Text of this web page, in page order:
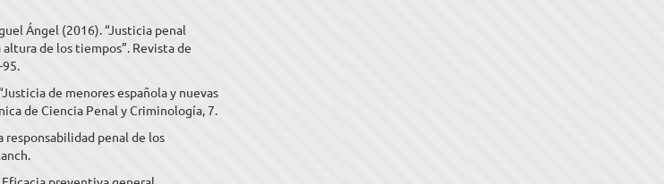
Ángel (2016). “Justicia penal
de los tiempos”. Revista de
de menores española y nuevas
de Ciencia Penal y Criminología, 7.
responsabilidad penal de los